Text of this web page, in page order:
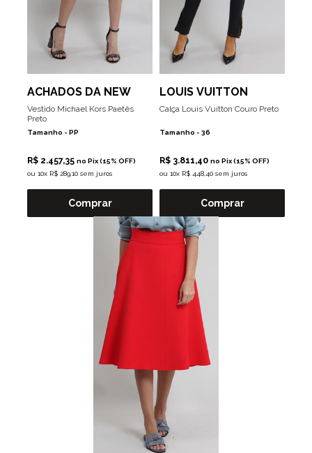
ACHADOS DA NEW
Vestido Michael Kors Paetês
Preto
Tamanho - PP
R$ 2.457,35 no Pix (15% OFF)
ou 10x R$ 289,10 sem juros
Comprar
LOUIS VUITTON
Calça Louis Vuitton Couro Preto
Tamanho - 36
R$ 3.811,40 no Pix (15% OFF)
ou 10x R$ 448,40 sem juros
Comprar